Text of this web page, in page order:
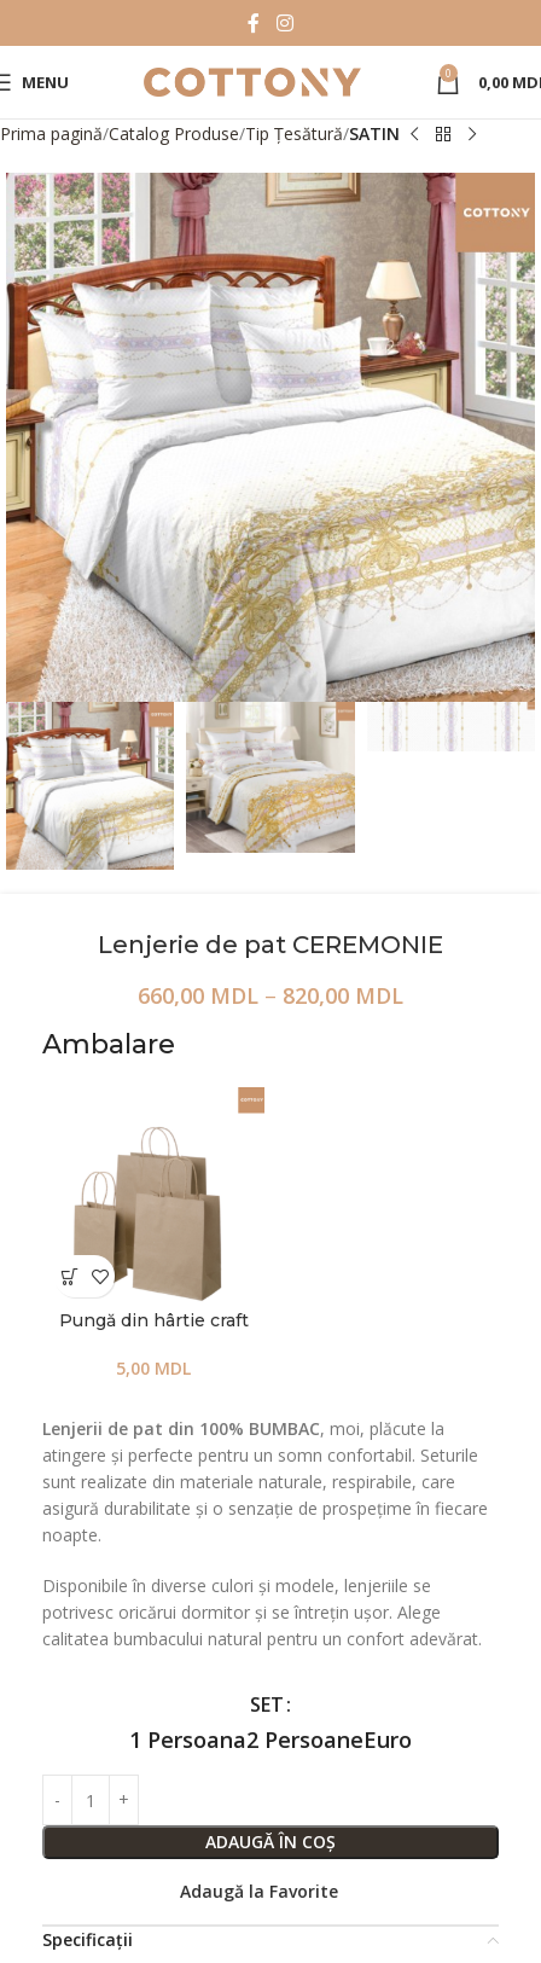
MENU 0 0,00
Prima pagină Catalog Produse Tip Țesătură SATIN
Lenjerie de pat CEREMONIE
660,00 MDL – 820,00 MDL
Ambalare
Pungă din hârtie craft
5,00 MDL
Lenjerii de pat din 100% BUMBAC, moi, plăcute la
atingere și perfecte pentru un somn confortabil. Seturile
sunt realizate din materiale naturale, respirabile, care
asigură durabilitate și o senzație de prospețime în fiecare
noapte.
Disponibile în diverse culori și modele, lenjeriile se
potrivesc oricărui dormitor și se întrețin ușor. Alege
calitatea bumbacului natural pentru un confort adevărat.
SET
1 Persoana2 PersoaneEuro
ADAUGĂ ÎN COȘ
Adaugă la Favorite
Specificații